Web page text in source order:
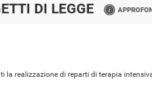
DI LEGGE
la realizzazione di reparti di terapia